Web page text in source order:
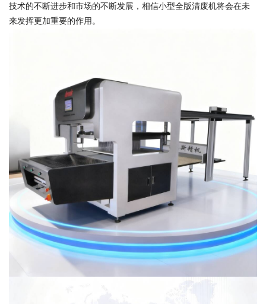
技术的不断进步和市场的不断发展，相信小型全版清废机将会在未
来发挥更加重要的作用。